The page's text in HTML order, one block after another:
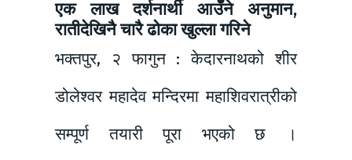
एक लाख दर्शनार्थी आउँने अनुमान,
रातीदेखिनै चारै ढोका खुल्ला गरिने
भक्तपुर, २ फागुन : केदारनाथको शीर
डोलेश्वर महादेव मन्दिरमा महाशिवरात्रीको
सम्पूर्ण तयारी पूरा भएको छ ।